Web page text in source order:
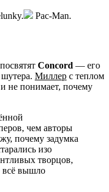
Pac-Man.
посвятят Concord — его
Миллер с теплом
и не понимает, почему
чем авторы
почему задумка
изо
творцов,
всё вышло